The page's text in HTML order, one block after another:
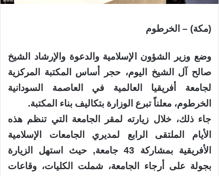
(مكة) – الخرطوم
وضع وزير الشؤون الإسلامية والدعوة والإرشاد الشيخ
صالح آل الشيخ اليوم، حجر أساس المكتبة المركزية
لجامعة أفريقيا العالمية في العاصمة السودانية
الخرطوم، معلناً تبرع الوزارة بتكاليف بناء المكتبة.
جاء ذلك، خلال زيارته لمقر الجامعة التي تنظم هذه
الأيام الملتقى الرابع لمديري الجامعات الإسلامية
الأفريقية بمشاركة 43 جامعة, حيث استهل الزيارة
بجولة على أرجاء الجامعة، شملت الكليات، وقاعات